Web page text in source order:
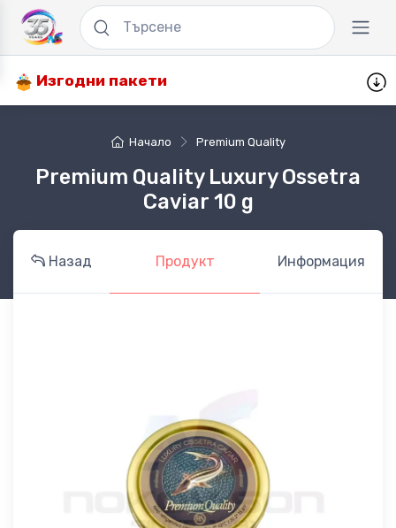
Изгодни пакети
Начало Premium Quality
Premium Quality Luxury Ossetra
Caviar 10 g
Назад Продукт Информация